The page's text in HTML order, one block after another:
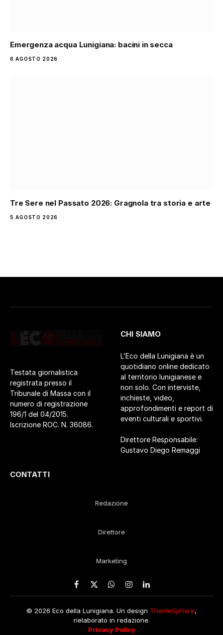
Emergenza acqua Lunigiana: bacini in secca
6 AGOSTO 2026
Tre Sere nel Passato 2026: Gragnola tra storia e arte
5 AGOSTO 2026
Testata giornalistica
registrata presso il
Tribunale di Massa con il
numero di registrazione
196/1 del 04/2015.
Iscrizione ROC. N. 36086.
CHI SIAMO
L’Eco della Lunigiana è un
quotidiano online dedicato
al territorio lunigianese e
non solo. Con interviste,
inchieste, video,
approfondimenti e report di
eventi culturali e sportivi.
Direttore Responsabile:
Gustavo Diego Remaggi
CONTATTI
Redazione
Direttore
Marketing
Facebook
X
WhatsApp
Instagram
LinkedIn
© 2026 Eco della Lunigiana. Un design ThemeSphere,
rielaborato in redazione.
Privacy Policy